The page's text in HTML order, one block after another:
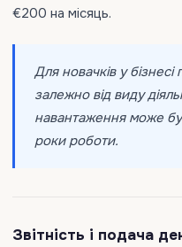
€200 на місяць.
Для новачків у бізнесі
залежно від виду
навантаження може
роки роботи.
Звітність і подача